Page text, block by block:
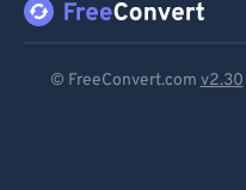
© FreeConvert.com v2.30